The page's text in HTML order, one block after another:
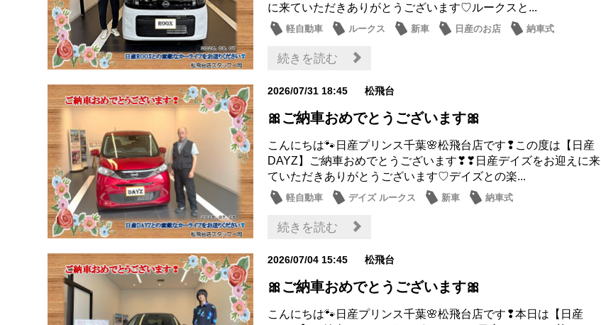
に来ていただきありがとうございます♡ルークスと...
軽自動車 ルークス 新車 日産のお店 納車式
続きを読む
2026/07/31 18:45 松飛台
🎀ご納車おめでとうございます🎀
こんにちは🐾日産プリンス千葉🌸松飛台店です❢この度は【日産
DAYZ】ご納車おめでとうございます❣❣日産デイズをお迎えに来
ていただきありがとうございます♡デイズとの楽...
軽自動車 デイズ ルークス 新車 納車式
続きを読む
2026/07/04 15:45 松飛台
🎀ご納車おめでとうございます🎀
こんにちは🐾日産プリンス千葉🌸松飛台店です❢本日は【日産